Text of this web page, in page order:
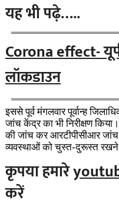
यह भी पढ़े…..
Corona effect-
लॉकडाउन
इससे पूर्व मंगलवार पूर्वान्ह
जांच केंद्र का भी निरीक्षण
की जांच कर आरटीपीसीआर
व्यवस्थाओं को चुस्त-दुरूस्त रखने
कृपया हमारे
करें